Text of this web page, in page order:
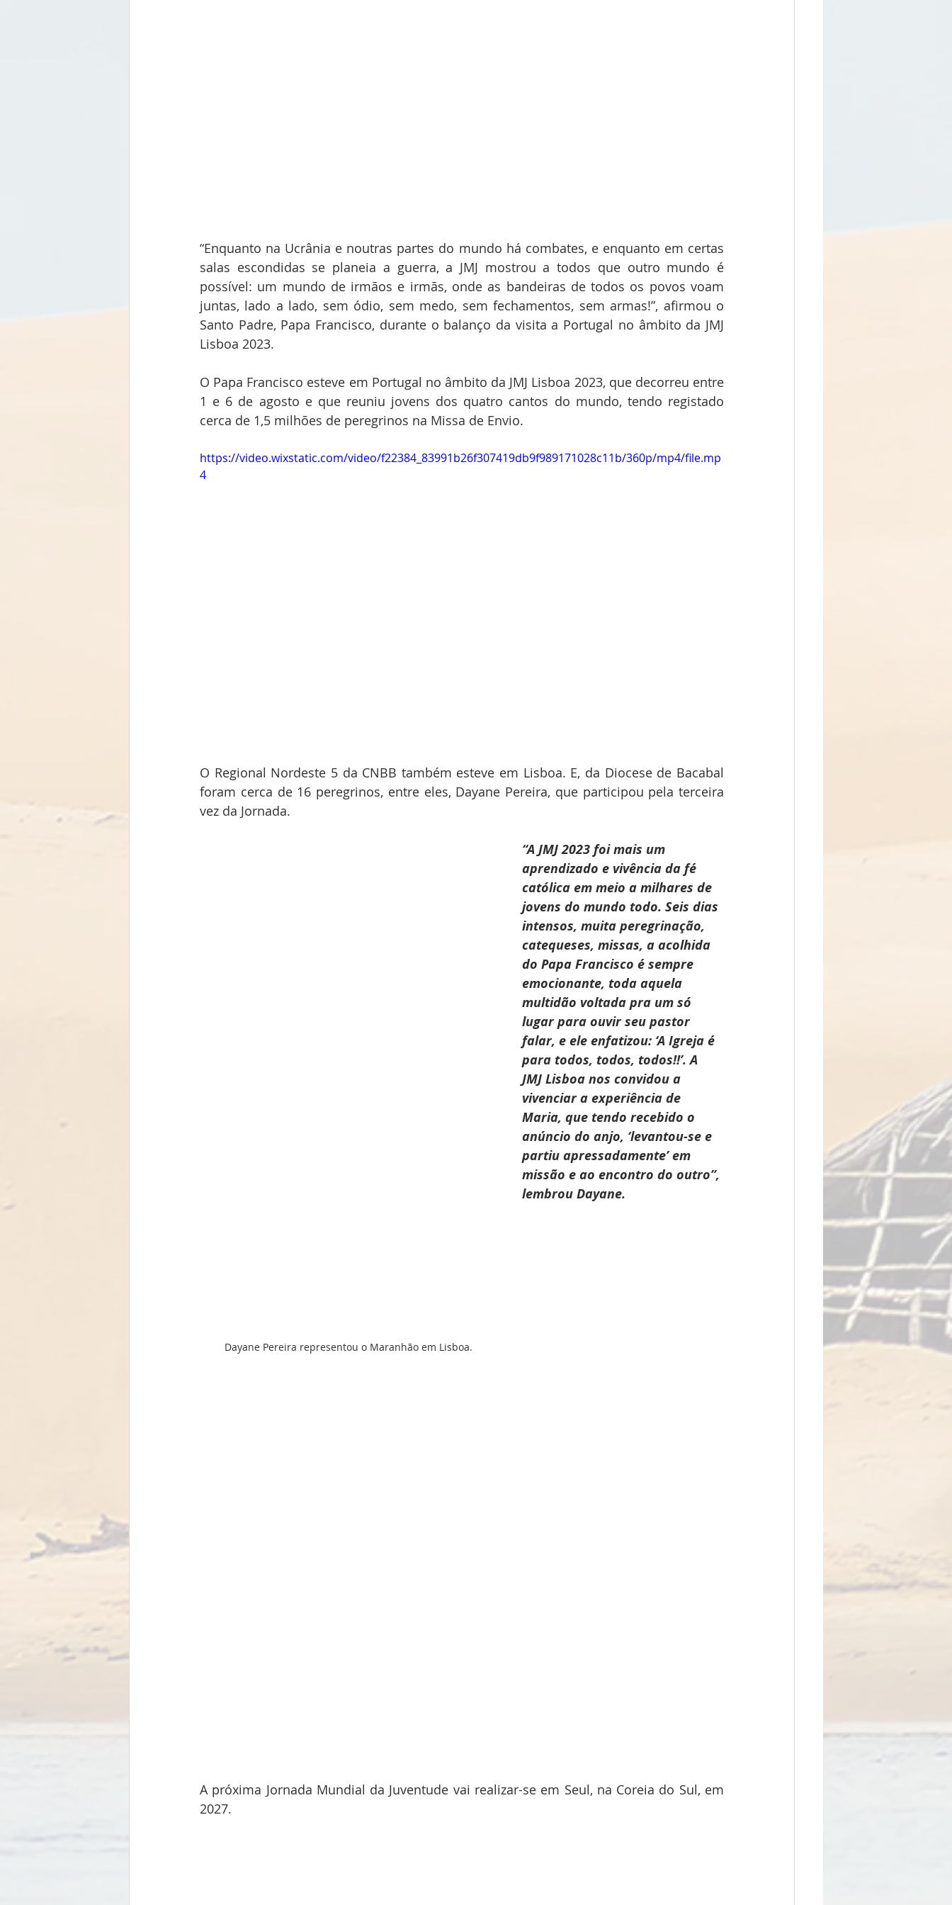
“Enquanto na Ucrânia e noutras partes do mundo há combates, e enquanto em certas
salas escondidas se planeia a guerra, a JMJ mostrou a todos que outro mundo é
possível: um mundo de irmãos e irmãs, onde as bandeiras de todos os povos voam
juntas, lado a lado, sem ódio, sem medo, sem fechamentos, sem armas!”, afirmou o
Santo Padre, Papa Francisco, durante o balanço da visita a Portugal no âmbito da JMJ
Lisboa 2023.
O Papa Francisco esteve em Portugal no âmbito da JMJ Lisboa 2023, que decorreu entre
1 e 6 de agosto e que reuniu jovens dos quatro cantos do mundo, tendo registado
cerca de 1,5 milhões de peregrinos na Missa de Envio.
https://video.wixstatic.com/video/f22384_83991b26f307419db9f989171028c11b/360p/mp4/file.mp
4
O Regional Nordeste 5 da CNBB também esteve em Lisboa. E, da Diocese de Bacabal
foram cerca de 16 peregrinos, entre eles, Dayane Pereira, que participou pela terceira
vez da Jornada.
Dayane Pereira representou o Maranhão em Lisboa.
“A JMJ 2023 foi mais um
aprendizado e vivência da fé
católica em meio a milhares de
jovens do mundo todo. Seis dias
intensos, muita peregrinação,
catequeses, missas, a acolhida
do Papa Francisco é sempre
emocionante, toda aquela
multidão voltada pra um só
lugar para ouvir seu pastor
falar, e ele enfatizou: ‘A Igreja é
para todos, todos, todos!!’. A
JMJ Lisboa nos convidou a
vivenciar a experiência de
Maria, que tendo recebido o
anúncio do anjo, ‘levantou-se e
partiu apressadamente’ em
missão e ao encontro do outro”,
lembrou Dayane.
A próxima Jornada Mundial da Juventude vai realizar-se em Seul, na Coreia do Sul, em
2027.